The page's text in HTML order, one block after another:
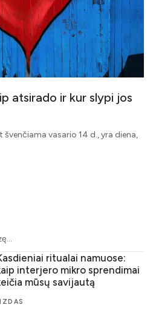
atsirado ir kur slypi jos
švenčiama vasario 14 d., yra diena,
ritualai namuose:
interjero mikro sprendimai
mūsų savijautą